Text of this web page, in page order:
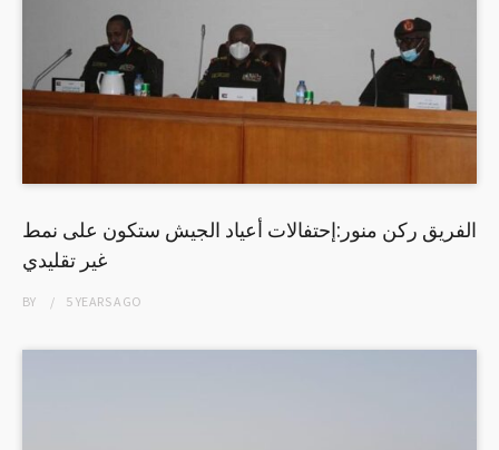
الفريق ركن منور:إحتفالات أعياد الجيش ستكون على نمط
غير تقليدي
BY 5 YEARSAGO